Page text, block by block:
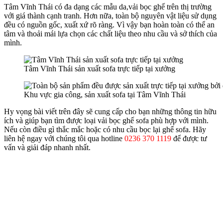
Tâm Vĩnh Thái có đa dạng các mẫu da,vải bọc ghế trên thị trường
với giá thành cạnh tranh. Hơn nữa, toàn bộ nguyên vật liệu sử dụng
đều có nguồn gốc, xuất xứ rõ ràng. Vì vậy bạn hoàn toàn có thể an
tâm và thoải mái lựa chọn các chất liệu theo nhu cầu và sở thích của
mình.
Tâm Vĩnh Thái sản xuất sofa trực tiếp tại xưởng
Khu vực gia công, sản xuất sofa tại Tâm Vĩnh Thái
Hy vọng bài viết trên đây sẽ cung cấp cho bạn những thông tin hữu
ích và giúp bạn tìm được loại vải bọc ghế sofa phù hợp với mình.
Nếu còn điều gì thắc mắc hoặc có nhu cầu bọc lại ghế sofa. Hãy
liên hệ ngay với chúng tôi qua hotline 0236 370 1119 để được tư
vấn và giải đáp nhanh nhất.